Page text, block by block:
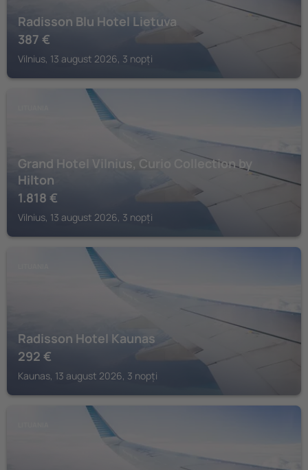
Radisson Blu Hotel Lietuva
387 €
Vilnius, 13 august 2026, 3 nopți
Grand Hotel Vilnius, Curio Collection by
Hilton
1.818 €
Vilnius, 13 august 2026, 3 nopți
Radisson Hotel Kaunas
292 €
Kaunas, 13 august 2026, 3 nopți